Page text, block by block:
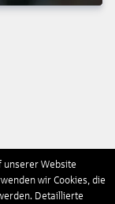
unserer Website
wir Cookies, die
Detaillierte